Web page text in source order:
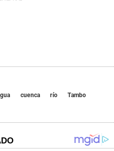
cuenca río
Tambo